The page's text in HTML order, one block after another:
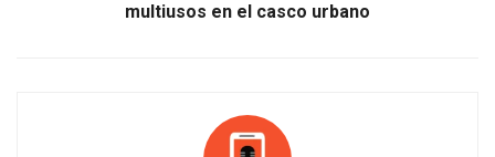
multiusos en el casco urbano